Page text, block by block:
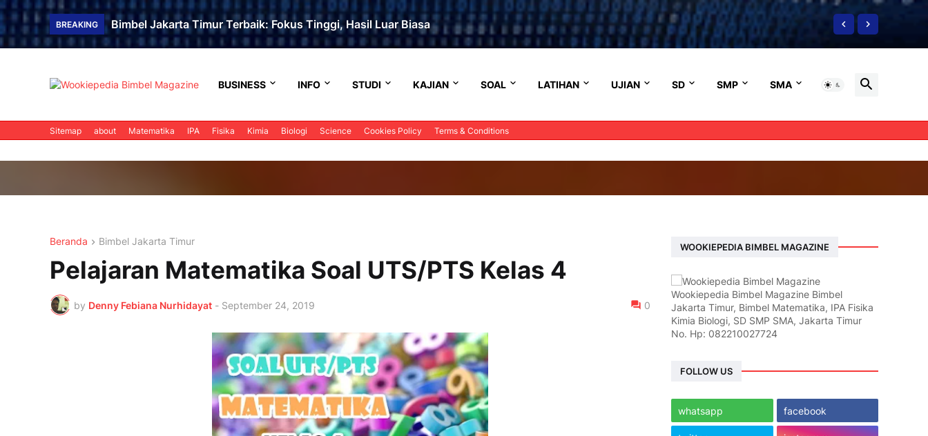
BREAKING Bimbel Jakarta Timur Terbaik: Fokus Tinggi, Hasil Luar Biasa
BUSINESS INFO STUDI KAJIAN SOAL LATIHAN UJIAN SD SMP SMA
Sitemap about Matematika IPA Fisika Kimia Biologi Science Cookies Policy Terms & Conditions
Beranda Bimbel Jakarta Timur
Pelajaran Matematika Soal UTS/PTS Kelas 4
by Denny Febiana Nurhidayat - September 24, 2019 0
WOOKIEPEDIA BIMBEL MAGAZINE
Wookiepedia Bimbel Magazine Bimbel
Jakarta Timur, Bimbel Matematika, IPA Fisika
Kimia Biologi, SD SMP SMA, Jakarta Timur
No. Hp: 082210027724
FOLLOW US
whatsapp facebook